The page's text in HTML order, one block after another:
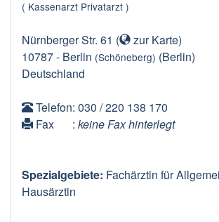
( Kassenarzt Privatarzt )
Nürnberger Str. 61 ( zur Karte)
10787- Berlin (Schöneberg) (Berlin)
Deutschland
Telefon: 030 / 220 138 170
Fax
: keine Fax hinterlegt
Spezialgebiete: Fachärztin für
Hausärztin